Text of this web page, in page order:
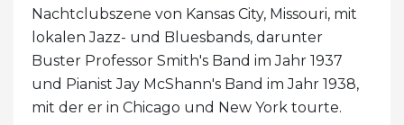
Nachtclubszene von Kansas City, Missouri, mit
lokalen Jazz- und Bluesbands, darunter
Buster Professor Smith's Band im Jahr 1937
und Pianist Jay McShann's Band im Jahr 1938,
mit der er in Chicago und New York tourte.